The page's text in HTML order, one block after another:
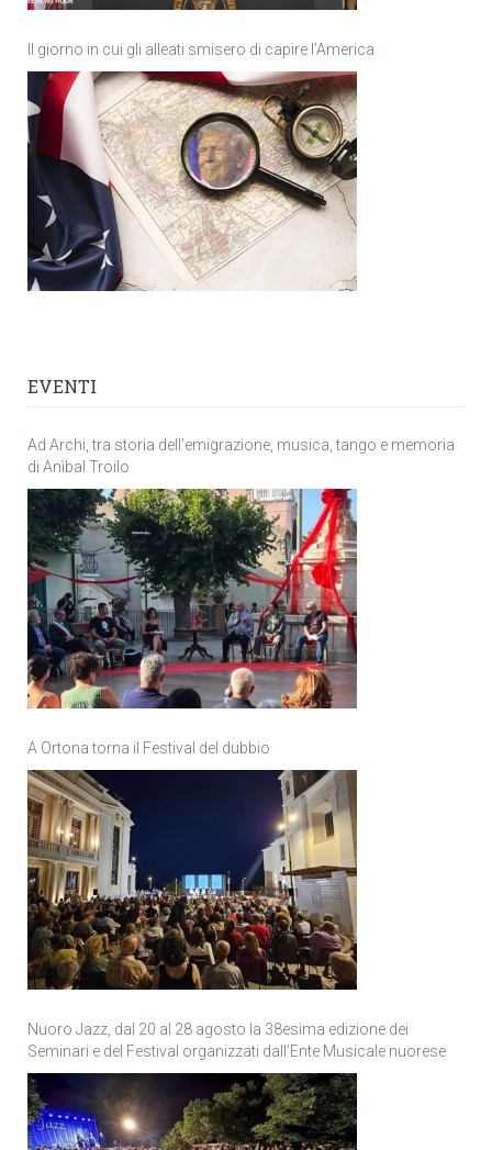
Il giorno in cui gli alleati smisero di capire l’America
EVENTI
Ad Archi, tra storia dell’emigrazione, musica, tango e memoria
di Anìbal Troilo
A Ortona torna il Festival del dubbio
Nuoro Jazz, dal 20 al 28 agosto la 38esima edizione dei
Seminari e del Festival organizzati dall’Ente Musicale nuorese